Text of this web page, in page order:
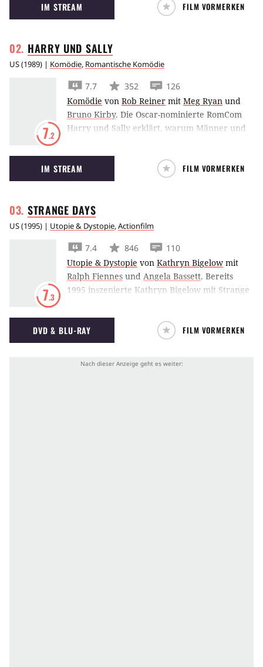
dem Wahnsinn verfallene Hollywood-Diva
trifft.
IM STREAM FILM VORMERKEN
HARRY UND SALLY
US(1989) | Komödie, Romantische Komödie
7.2
7.7 352
126
Komödie von Rob Reiner mit Meg Ryan und
Bruno Kirby. Die Oscar-nominierte RomCom
Harry und Sally erklärt, warum Männer und
und zeigt den wohl berühmtesten
vorgetäuschten Orgasmus der Filmgeschichte.
IM STREAM FILM VORMERKEN
STRANGE DAYS
US(1995) | Utopie & Dystopie,Actionfilm
7.3
7.4 846
110
Utopie & Dystopie von Kathryn Bigelow mit
Ralph Fiennes und Angela Bassett. Bereits
1995 inszenierte Kathryn Bigelow mit Strange
Millennium.
DVD & BLU-RAY FILM VORMERKEN